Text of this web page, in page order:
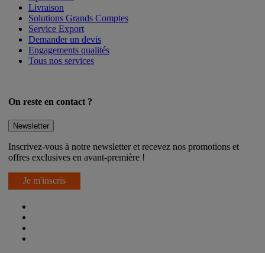
Après-vente
Livraison
Solutions Grands Comptes
Service Export
Demander un devis
Engagements qualités
Inscrivez-vous à notre newsletter et recevez nos promotions et
Je m'inscris